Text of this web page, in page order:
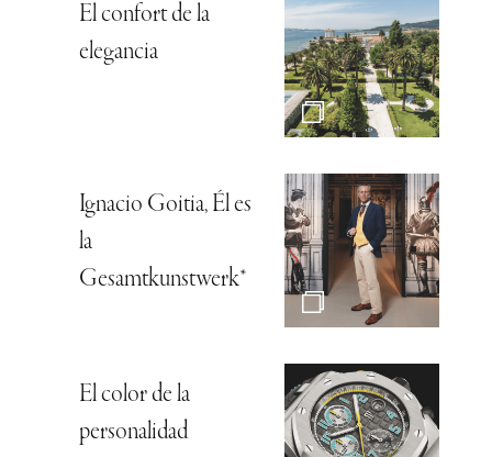
El confort de la
elegancia
Ignacio Goitia, Él es
la
Gesamtkunstwerk*
El color de la
personalidad